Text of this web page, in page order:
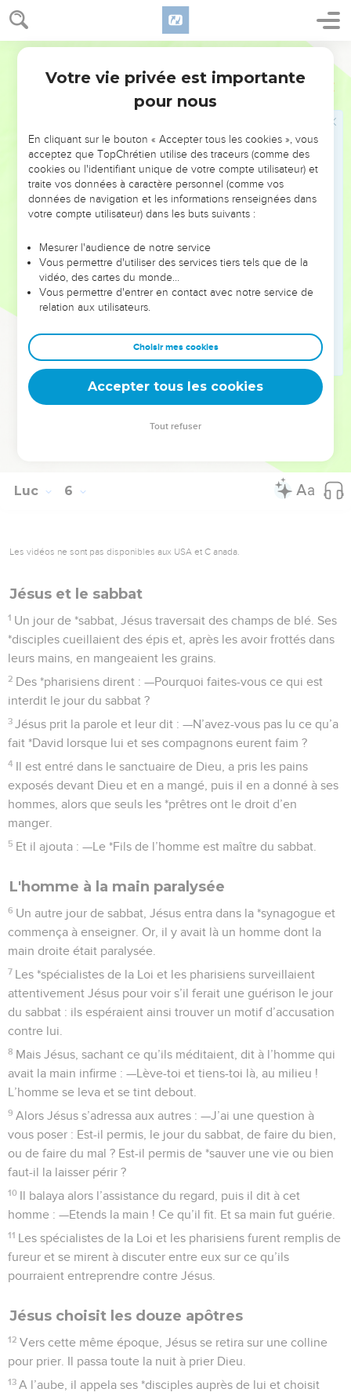
5
33 Certains lui demandèrent : —Les *disciples de Jean,
comme ceux des pharisiens, se soumettent à des jeûnes
fréquents et font des prières, alors que les tiens mangent et
boivent.
—Voyons, leur répondit Jésus, il est impensable que les
eux.
Le temps viendra où celui-ci leur sera enlevé ; alors, en
ces jours-là, ils jeûneront.
Et il utilisa la comparaison suivante : —Personne ne songe
à couper un morceau d’un habit neuf pour rapiécer un vieux
vêtement. Sinon on abîme l’habit neuf, et la pièce d’étoffe
qu’on y aura découpée jure avec le vieil habit.
De même, personne ne met dans de vieilles *outres du vin
qui fermente encore, sinon le vin nouveau les fait éclater, il
Non, il faut mettre le vin nouveau dans des outres neuves.
Bien sûr, quand on a bu du vin vieux, on n’en désire pas
du nouveau ; en effet, on se dit : le vieux est meilleur.
La Bible Du Semeur Copyright © 1992, 1999 by Biblica, Inc.® Used by permission.
Luc 6
Les vidéos ne sont pas disponibles aux USA et C anada.
Jésus et le sabbat
1 Un jour de *sabbat, Jésus traversait des champs de blé. Ses
*disciples cueillaient des épis et, après les avoir frottés dans
leurs mains, en mangeaient les grains.
2 Des *pharisiens dirent : —Pourquoi faites-vous ce qui est
interdit le jour du sabbat ?
3 Jésus prit la parole et leur dit : —N’avez-vous pas lu ce qu’a
fait *David lorsque lui et ses compagnons eurent faim ?
4 Il est entré dans le sanctuaire de Dieu, a pris les pains
exposés devant Dieu et en a mangé, puis il en a donné à ses
hommes, alors que seuls les *prêtres ont le droit d’en
manger.
5 Et il ajouta : —Le *Fils de l’homme est maître du sabbat.
L'homme à la main paralysée
6 Un autre jour de sabbat, Jésus entra dans la *synagogue et
commença à enseigner. Or, il y avait là un homme dont la
main droite était paralysée.
7 Les *spécialistes de la Loi et les pharisiens surveillaient
attentivement Jésus pour voir s’il ferait une guérison le jour
du sabbat : ils espéraient ainsi trouver un motif d’accusation
contre lui.
8 Mais Jésus, sachant ce qu’ils méditaient, dit à l’homme qui
avait la main infirme : —Lève-toi et tiens-toi là, au milieu !
L’homme se leva et se tint debout.
9 Alors Jésus s’adressa aux autres : —J’ai une question à
vous poser : Est-il permis, le jour du sabbat, de faire du bien,
ou de faire du mal ? Est-il permis de *sauver une vie ou bien
faut-il la laisser périr ?
10 Il balaya alors l’assistance du regard, puis il dit à cet
homme : —Etends la main ! Ce qu’il fit. Et sa main fut guérie.
11 Les spécialistes de la Loi et les pharisiens furent remplis de
fureur et se mirent à discuter entre eux sur ce qu’ils
pourraient entreprendre contre Jésus.
Jésus choisit les douze apôtres
12 Vers cette même époque, Jésus se retira sur une colline
pour prier. Il passa toute la nuit à prier Dieu.
13 A l’aube, il appela ses *disciples auprès de lui et choisit
Votre vie privée est importante
pour nous
En cliquant sur le bouton « Accepter tous les cookies », vous
acceptez que TopChrétien utilise des traceurs (comme des
cookies ou l'identifiant unique de votre compte utilisateur) et
traite vos données à caractère personnel (comme vos
données de navigation et les informations renseignées dans
votre compte utilisateur) dans les buts suivants :
Mesurer l'audience de notre service
Vous permettre d'utiliser des services tiers tels que de la
vidéo, des cartes du monde…
Vous permettre d'entrer en contact avec notre service de
relation aux utilisateurs.
Choisir mes cookies
Accepter tous les cookies
Tout refuser